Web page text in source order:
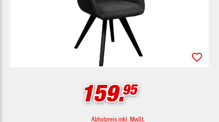
159.95
Abholpreis inkl. MwSt.